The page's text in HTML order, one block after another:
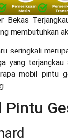
Bekas
membutuhkan
seringkali
yang terjangkau
mobil pintu